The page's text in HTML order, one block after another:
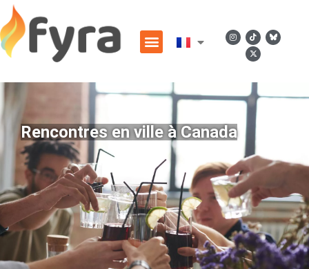
Rencontres en ville à Canada